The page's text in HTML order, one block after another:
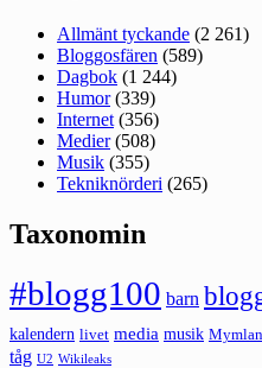
Allmänt tyckande (2 261)
Bloggosfären (589)
Dagbok (1 244)
Humor(339)
Internet (356)
Medier(508)
Musik (355)
Tekniknörderi (265)
Taxonomin
#blogg100 barn
kalendern livet media musik Mymlan
tåg U2 Wikileaks